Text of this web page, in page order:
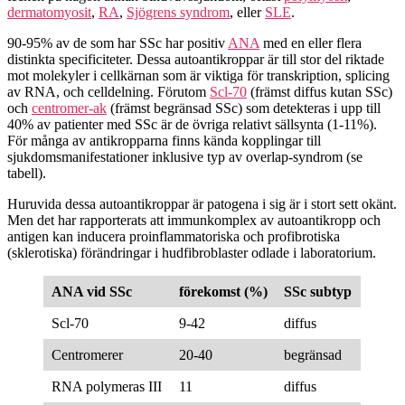
dermatomyosit, RA, Sjögrens syndrom, eller SLE.
90-95% av de som har SSc har positiv ANA med en eller flera
distinkta specificiteter. Dessa autoantikroppar är till stor del riktade
mot molekyler i cellkärnan som är viktiga för transkription, splicing
av RNA, och celldelning. Förutom Scl-70 (främst diffus kutan SSc)
och centromer-ak (främst begränsad SSc) som detekteras i upp till
40% av patienter med SSc är de övriga relativt sällsynta (1-11%).
För många av antikropparna finns kända kopplingar till
sjukdomsmanifestationer inklusive typ av overlap-syndrom (se
tabell).
Huruvida dessa autoantikroppar är patogena i sig är i stort sett okänt.
Men det har rapporterats att immunkomplex av autoantikropp och
antigen kan inducera proinflammatoriska och profibrotiska
(sklerotiska) förändringar i hudfibroblaster odlade i laboratorium.
ANA vid SSc förekomst (%) SSc subtyp
Scl-70 9-42 diffus
Centromerer 20-40 begränsad
RNA polymeras III 11 diffus